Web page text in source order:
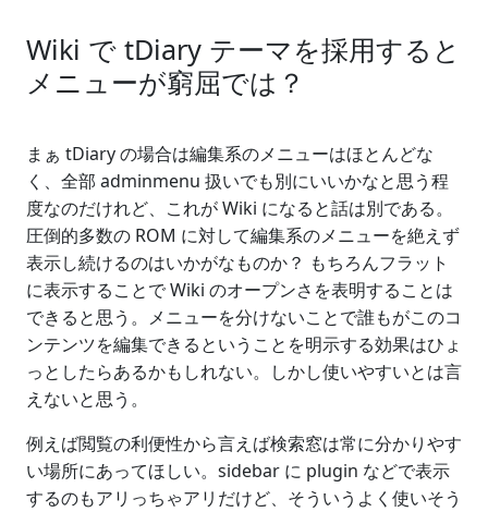
Wiki で tDiary テーマを採用すると
メニューが窮屈では？
まぁ tDiary の場合は編集系のメニューはほとんどな
く、全部 adminmenu 扱いでも別にいいかなと思う程
度なのだけれど、これが Wiki になると話は別である。
圧倒的多数の ROM に対して編集系のメニューを絶えず
表示し続けるのはいかがなものか？ もちろんフラット
に表示することで Wiki のオープンさを表明することは
できると思う。メニューを分けないことで誰もがこのコ
ンテンツを編集できるということを明示する効果はひょ
っとしたらあるかもしれない。しかし使いやすいとは言
えないと思う。
例えば閲覧の利便性から言えば検索窓は常に分かりやす
い場所にあってほしい。sidebar に plugin などで表示
するのもアリっちゃアリだけど、そういうよく使いそう